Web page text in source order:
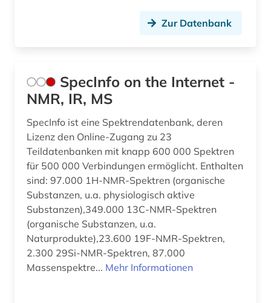
Zur Datenbank
SpecInfo on the Internet -
NMR, IR, MS
SpecInfo ist eine Spektrendatenbank, deren
Lizenz den Online-Zugang zu 23
Teildatenbanken mit knapp 600 000 Spektren
für 500 000 Verbindungen ermöglicht. Enthalten
sind: 97.000 1H-NMR-Spektren (organische
Substanzen, u.a. physiologisch aktive
Substanzen),349.000 13C-NMR-Spektren
(organische Substanzen, u.a.
Naturprodukte),23.600 19F-NMR-Spektren,
2.300 29Si-NMR-Spektren, 87.000
Massenspektre... Mehr Informationen